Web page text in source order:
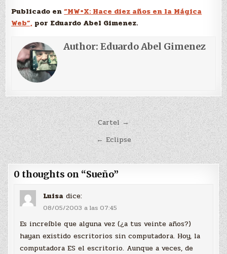
Publicado en“MW+X: Hace diez años en la Mágica
Web”, por Eduardo Abel Gimenez.
Author:Eduardo Abel Gimenez
Navegación
de
entradas
Cartel →
← Eclipse
0 thoughts on “Sueño”
Luisa dice:
08/05/2003 a las 07:45
Es increíble que alguna vez (¿a tus veinte años?)
hayan existido escritorios sin computadora. Hoy, la
computadora ES el escritorio. Aunque a veces, de